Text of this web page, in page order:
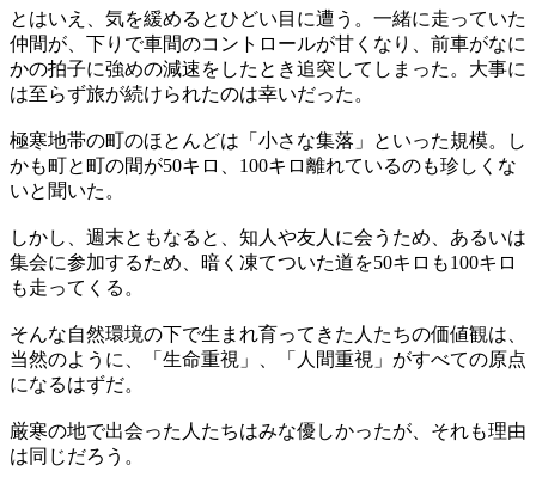
とはいえ、気を緩めるとひどい目に遭う。一緒に走っていた
仲間が、下りで車間のコントロールが甘くなり、前車がなに
かの拍子に強めの減速をしたとき追突してしまった。大事に
は至らず旅が続けられたのは幸いだった。
極寒地帯の町のほとんどは「小さな集落」といった規模。し
かも町と町の間が50キロ、100キロ離れているのも珍しくな
いと聞いた。
しかし、週末ともなると、知人や友人に会うため、あるいは
集会に参加するため、暗く凍てついた道を50キロも100キロ
も走ってくる。
そんな自然環境の下で生まれ育ってきた人たちの価値観は、
当然のように、「生命重視」、「人間重視」がすべての原点
になるはずだ。
厳寒の地で出会った人たちはみな優しかったが、それも理由
は同じだろう。